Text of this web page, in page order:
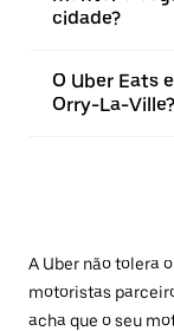
cidade?
O Uber Eats
Orry-La-Ville?
A Uber não tolera
motoristas
acha que o seu